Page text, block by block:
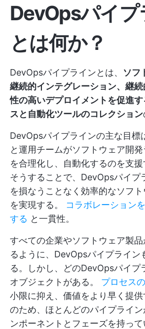
DevOpsパイプ
とは何か？
DevOpsパイプラインとは、 ソフ
継続的インテグレーション、継
性の高いデプロイメントを促進
スと自動化ツールのコレクション
DevOpsパイプラインの主な目標
と運用チームがソフトウェア開
を合理化し、自動化するのを支援
そうすることで、DevOpsパイプ
を損なうことなく効率的なソフ
を実現する。 コラボレーション
する と一貫性。
すべての企業やソフトウェア製
るように、DevOpsパイプライン
る。しかし、どのDevOpsパイプ
オブジェクトがある。 プロセス
小限に抑え、価値をより早く提
のため、ほとんどのパイプライ
ンポーネントとフェーズを持って